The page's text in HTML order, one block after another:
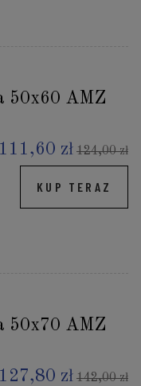
50x60 AMZ
111,60 zł 124,00 zł
KUP TERAZ
50x70 AMZ
127,80 zł 142,00 zł